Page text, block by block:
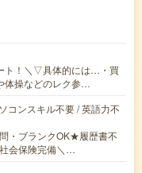
ト！＼▽具体的には…・買
体操などのレク参…
コンスキル不要 / 英語力不
・ブランクOK★履歴書不
会保険完備＼…